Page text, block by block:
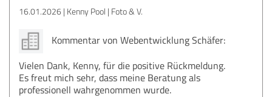
16.01.2026 Kenny Pool | Foto & V.
Kommentar von Webentwicklung Schäfer:
Vielen Dank, Kenny, für die positive Rückmeldung.
Es freut mich sehr, dass meine Beratung als
professionell wahrgenommen wurde.